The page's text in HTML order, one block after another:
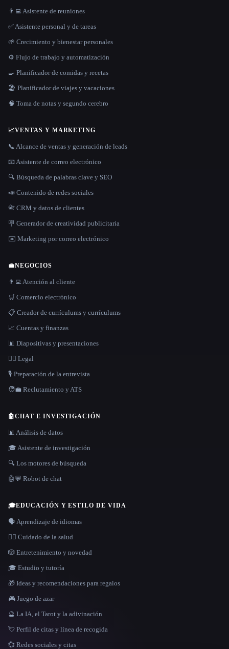
👨‍💻 Asistente de reuniones
✅ Asistente personal y de tareas
🌱 Crecimiento y bienestar personales
⚙️ Flujo de trabajo y automatización
🍳 Planificador de comidas y recetas
🏖 Planificador de viajes y vacaciones
🧠 Toma de notas y segundo cerebro
📈VENTAS Y MARKETING
📞 Alcance de ventas y generación de leads
📧 Asistente de correo electrónico
🔍 Búsqueda de palabras clave y SEO
📣 Contenido de redes sociales
📇 CRM y datos de clientes
🪧 Generador de creatividad publicitaria
✉️ Marketing por correo electrónico
💼NEGOCIOS
👨‍💻 Atención al cliente
🛒 Comercio electrónico
📋 Creador de currículums y currículums
📈 Cuentas y finanzas
📊 Diapositivas y presentaciones
👩‍⚖️ Legal
🎙️ Preparación de la entrevista
🧑‍💼 Reclutamiento y ATS
🤖CHAT E INVESTIGACIÓN
📊 Análisis de datos
🎓 Asistente de investigación
🔍 Los motores de búsqueda
🤖💬 Robot de chat
🎓EDUCACIÓN Y ESTILO DE VIDA
🗣️ Aprendizaje de idiomas
👩‍⚕️ Cuidado de la salud
🎲 Entretenimiento y novedad
🎓 Estudio y tutoría
🎁 Ideas y recomendaciones para regalos
🎮 Juego de azar
🔮 La IA, el Tarot y la adivinación
💘 Perfil de citas y línea de recogida
💞 Redes sociales y citas